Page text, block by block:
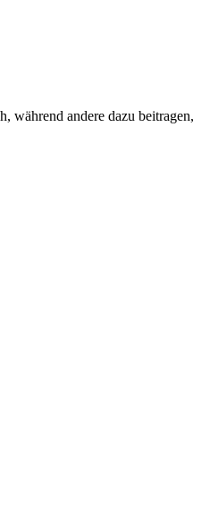
während andere dazu beitragen,